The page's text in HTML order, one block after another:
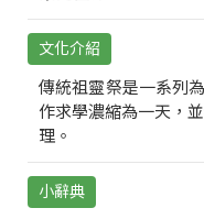
文化介紹
傳統祖靈祭是一系列
作求學濃縮為一天，
理。
小辭典